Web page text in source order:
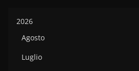
2026
Agosto
Luglio